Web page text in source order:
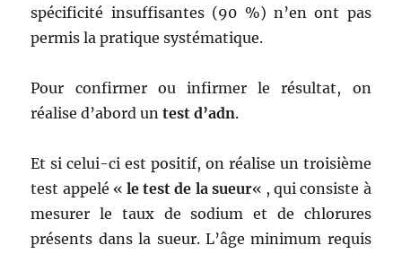
spécificité insuffisantes (90 %) n’en ont pas
permis la pratique systématique.
Pour confirmer ou infirmer le résultat, on
réalise d’abord untest d’adn.
Et si celui-ci est positif, on réalise un troisième
test appelé «le test de la sueur« , qui consiste à
mesurer le taux de sodium et de chlorures
présents dans la sueur. L’âge minimum requis